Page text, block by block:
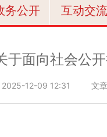
务公开 互动交流
于面向社会公
2025-12-09 12:31 文